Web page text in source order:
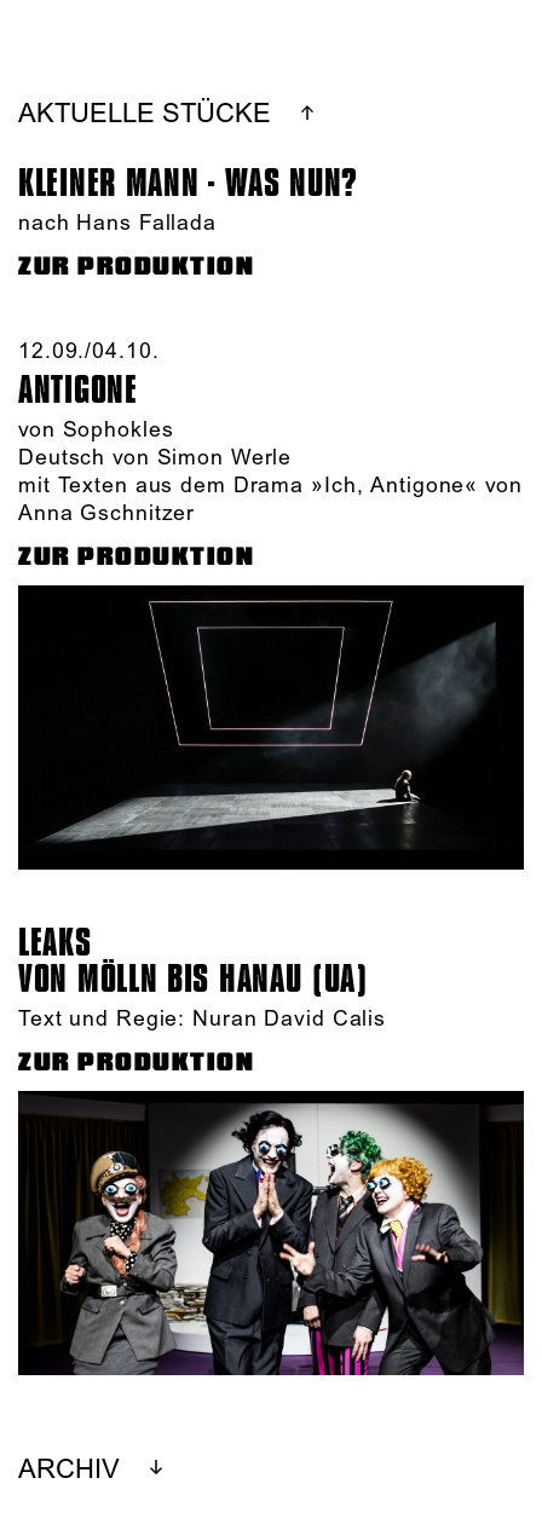
AKTUELLE STÜCKE
KLEINER MANN - WAS NUN?
nach Hans Fallada
ZUR PRODUKTION
12.09./​04.10.​
ANTIGONE
von Sophokles
Deutsch von Simon Werle
mit Texten aus dem Drama »Ich, Antigone« von
Anna Gschnitzer
ZUR PRODUKTION
LEAKS
VON MÖLLN BIS HANAU (UA)
Text und Regie: Nuran David Calis
ZUR PRODUKTION
ARCHIV